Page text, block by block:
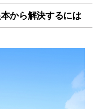
から解決するには